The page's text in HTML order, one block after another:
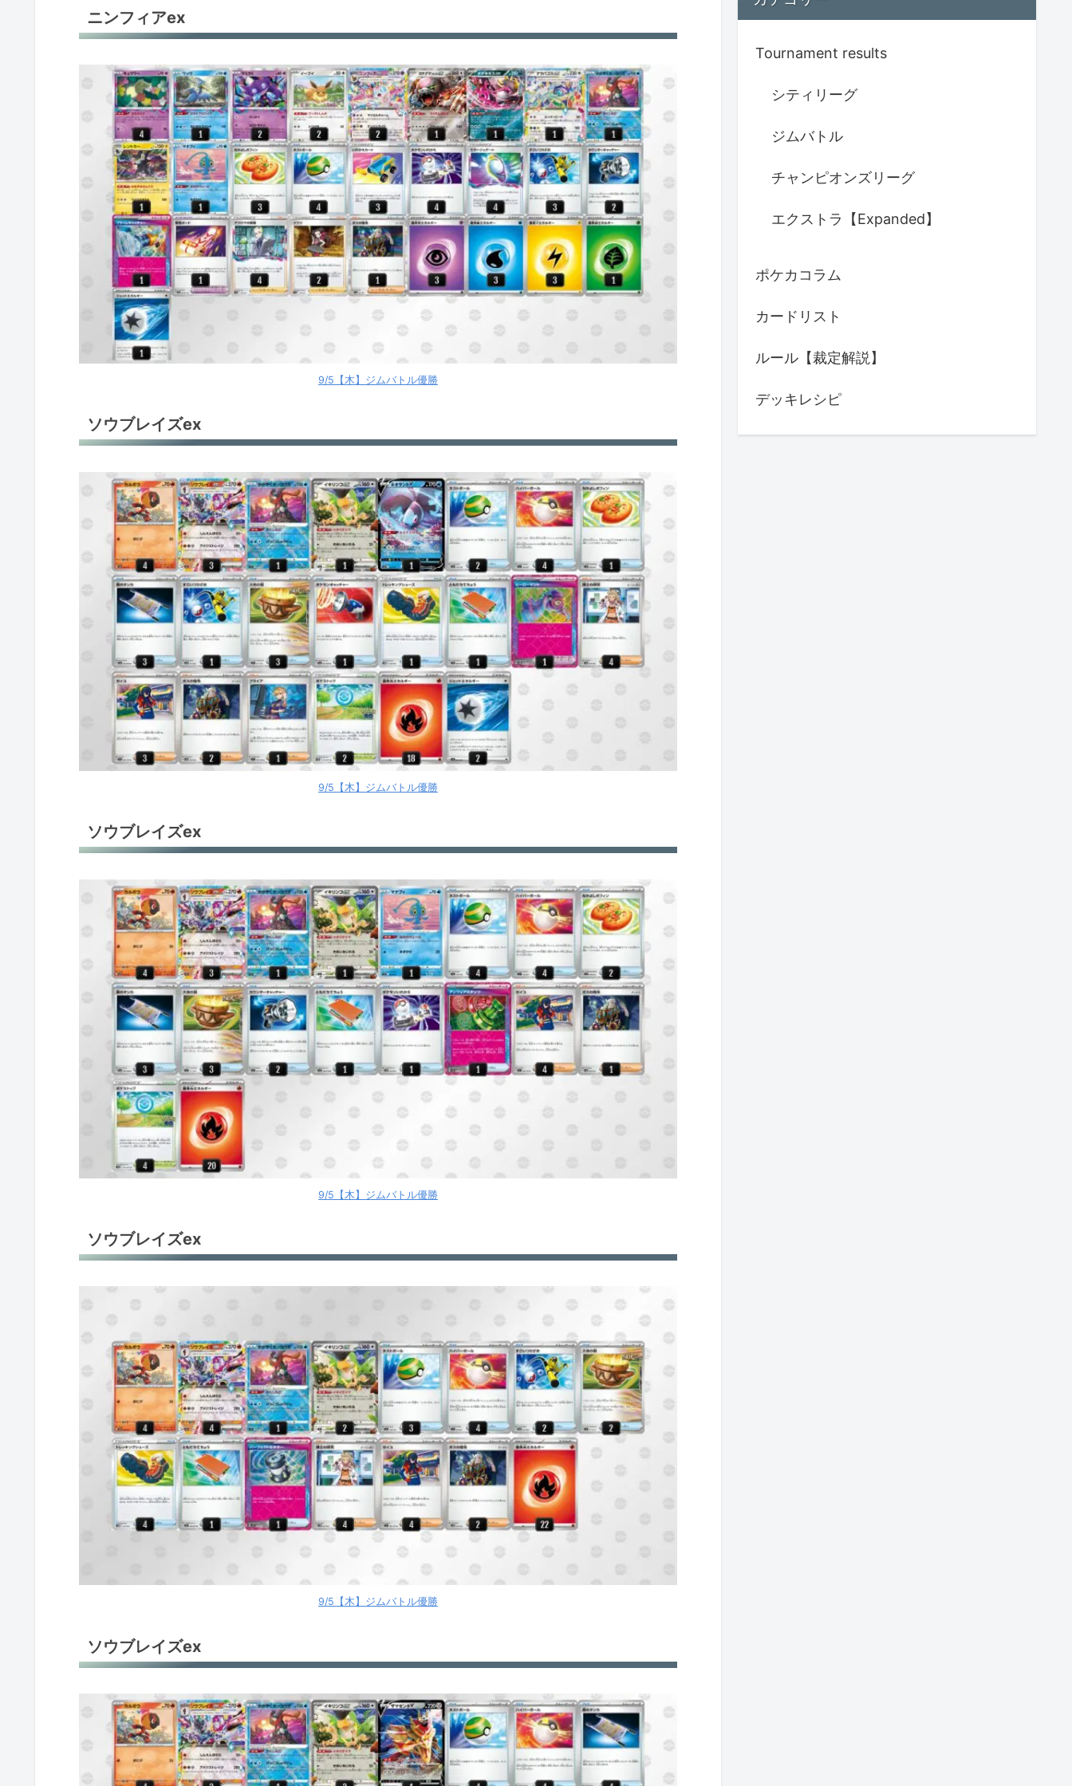
ソウブレイズex
ソウブレイズex
ソウブレイズex
ソウブレイズex
ソウブレイズex
ソウブレイズex
テラパゴスex
オリジンパルキアV
オリジンパルキアV
リザードンex
リザードンex
リザードンex
リザードンex
ドラパルトex
ドラパルトex
ドラパルトex
タケルライコex
タケルライコex
タケルライコex
レジドラゴV
ゲッコウガex
古代バレット
トドロクツキex
トドロクツキex
トドロクツキex
パオジアンex
おまつりおんど
ロストギラティナ
ロストギラティナ
ポケカ環境デッキレシピ
ニンフィアex
9/5【木】ジムバトル優勝
ソウブレイズex
9/5【木】ジムバトル優勝
ソウブレイズex
9/5【木】ジムバトル優勝
ソウブレイズex
9/5【木】ジムバトル優勝
ソウブレイズex
Tournament results
シティリーグ
ジムバトル
チャンピオンズリーグ
エクストラ【Expanded】
ポケカコラム
カードリスト
ルール【裁定解説】
デッキレシピ